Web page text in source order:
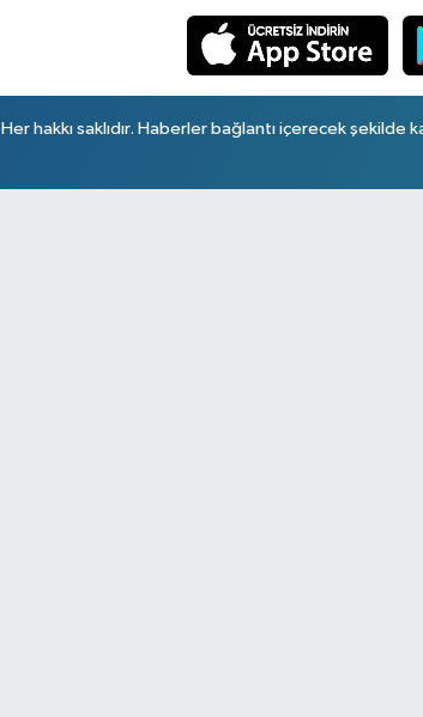
hakkı saklıdır. Haberler bağlantı içerecek şekilde